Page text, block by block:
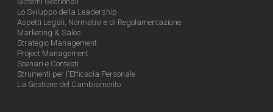
Lo Sviluppo della Leadership
Aspetti Legali, Normativi e di Regolamentazione
Marketing & Sales
Strategic Management
Project Management
Scenari e Contesti
Strumenti per l'Efficacia Personale
La Gestione del Cambiamento